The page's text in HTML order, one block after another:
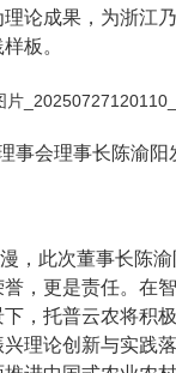
论成果，为浙江
板。
事会理事长陈渝阳
，此次董事长陈
，更是责任。在
，托普云农将积
理论创新与实践